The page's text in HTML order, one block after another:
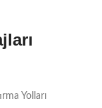
Yolları